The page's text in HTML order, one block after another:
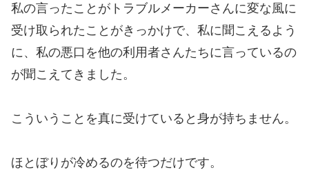
私の言ったことがトラブルメーカーさんに変な風に
受け取られたことがきっかけで、私に聞こえるよう
に、私の悪口を他の利用者さんたちに言っているの
が聞こえてきました。
こういうことを真に受けていると身が持ちません。
ほとぼりが冷めるのを待つだけです。